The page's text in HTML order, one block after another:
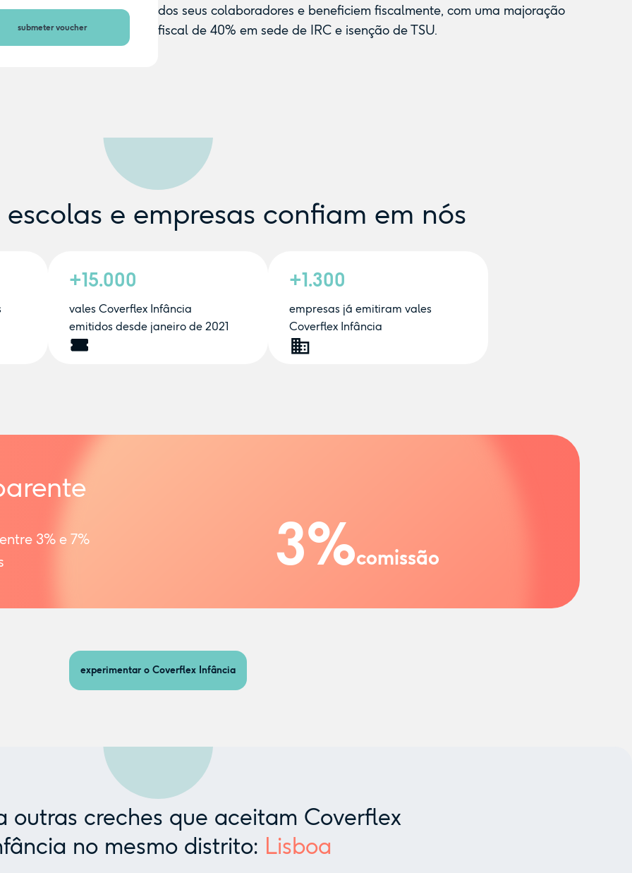
submeter voucher
dos seus colaboradores e beneficiem fiscalmente, com uma majoração
fiscal de 40% em sede de IRC e isenção de TSU.
e empresas confiam em nós
+15.000
vales Coverflex Infância
emitidos desde janeiro de 2021
+1.300
empresas já emitiram vales
Coverflex Infância
3% e 7%
3%comissão
experimentar o Coverflex Infância
outras creches que aceitam Coverflex
no mesmo distrito: Lisboa